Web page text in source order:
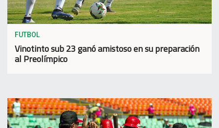
FUTBOL
Vinotinto sub 23 ganó amistoso en su preparación
al Preolímpico